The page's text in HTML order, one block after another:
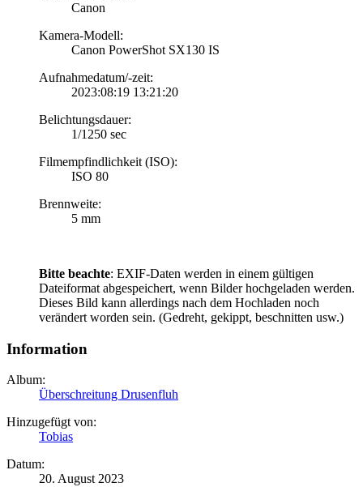
Canon
Kamera-Modell:
Canon PowerShot SX130 IS
Aufnahmedatum/-zeit:
2023:08:19 13:21:20
Belichtungsdauer:
1/1250 sec
Filmempfindlichkeit (ISO):
ISO 80
Brennweite:
5 mm
Bitte beachte: EXIF-Daten werden in einem gültigen
Dateiformat abgespeichert, wenn Bilder hochgeladen werden.
Dieses Bild kann allerdings nach dem Hochladen noch
verändert worden sein. (Gedreht, gekippt, beschnitten usw.)
Information
Album:
Überschreitung Drusenfluh
Hinzugefügt von:
Tobias
Datum:
20. August 2023